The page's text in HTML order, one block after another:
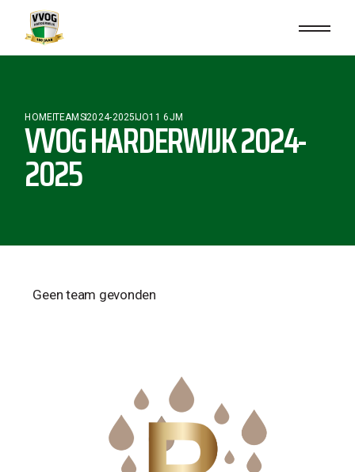
HOMETEAMS2024-2025 JO11 6JM
VVOG HARDERWIJK 2024-
2025
Geen team gevonden